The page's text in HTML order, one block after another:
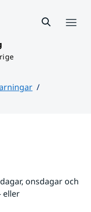
onsdagar och
eller